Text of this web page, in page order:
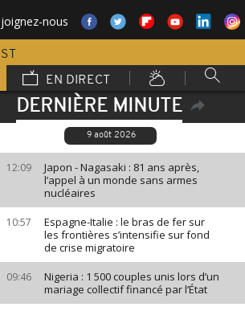
nous
EN DIRECT
DERNIÈRE MINUTE
9 août 2026
12:09
Japon - Nagasaki : 81 ans après,
l’appel à un monde sans armes
nucléaires
10:57
Espagne-Italie : le bras de fer sur
les frontières s’intensifie sur fond
de crise migratoire
09:46
Nigeria : 1 500 couples unis lors d’un
mariage collectif financé par l’État